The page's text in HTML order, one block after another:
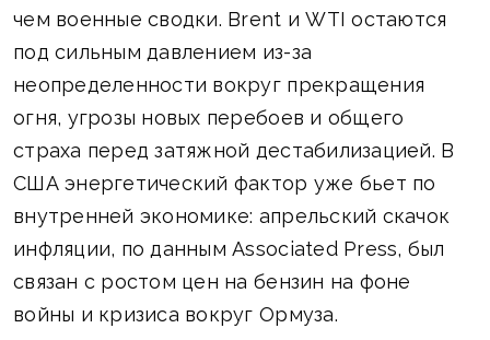
чем военные сводки. Brent и WTI остаются
под сильным давлением из-за
неопределенности вокруг прекращения
огня, угрозы новых перебоев и общего
страха перед затяжной дестабилизацией. В
США энергетический фактор уже бьет по
внутренней экономике: апрельский скачок
инфляции, по данным Associated Press, был
связан с ростом цен на бензин на фоне
войны и кризиса вокруг Ормуза.